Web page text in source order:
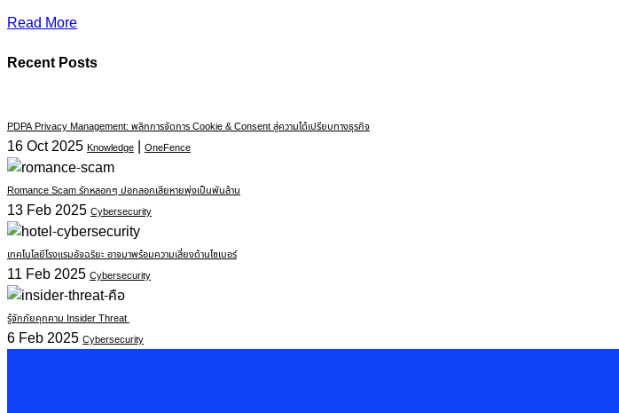
Read More
Recent Posts
PDPA Privacy Management: พลิกการจัดการ Cookie & Consent สู่ความได้เปรียบทางธุรกิจ
16 Oct 2025 Knowledge | OneFence
Romance Scam รักหลอกๆ ปอกลอกเสียหายพุ่งเป็นพันล้าน
13 Feb 2025 Cybersecurity
เทคโนโลยีโรงแรมอัจฉริยะ อาจมาพร้อมความเสี่ยงด้านไซเบอร์
11 Feb 2025 Cybersecurity
รู้จักภัยคุกคาม Insider Threat
6 Feb 2025 Cybersecurity